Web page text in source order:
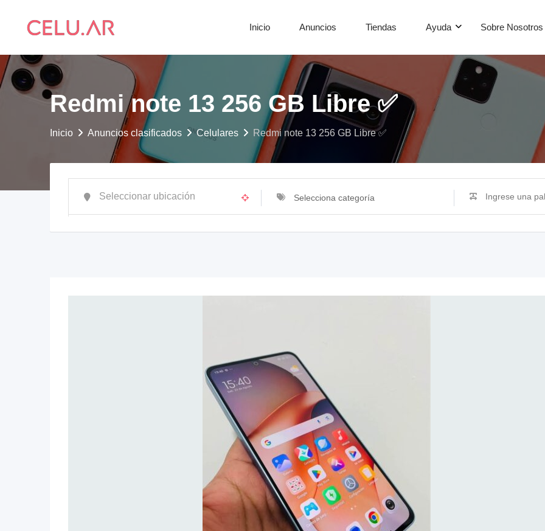
Inicio Anuncios Tiendas Ayuda Sobre Nosotros
Redmi note 13 256 GB Libre ✅
Inicio Anuncios clasificados Celulares Redmi note 13 256 GB Libre ✅
Selecciona categoría